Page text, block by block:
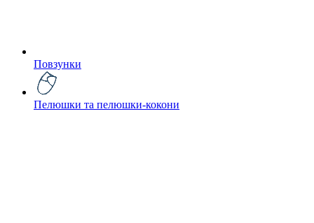
Повзунки
Пелюшки та пелюшки-кокони